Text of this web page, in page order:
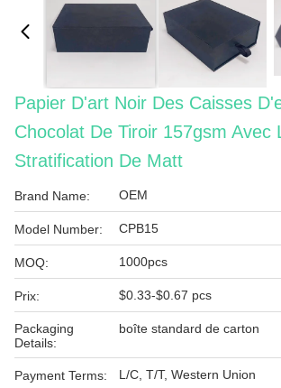
Papier D'art Noir Des Caisses
Chocolat De Tiroir 157gsm Avec
Stratification De Matt
Brand Name: OEM
Model Number: CPB15
MOQ: 1000pcs
Prix: $0.33-$0.67 pcs
Packaging
Details:
boîte standard de carton
Payment Terms: L/C, T/T, Western Union